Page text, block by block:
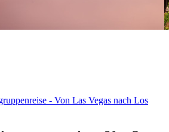
- Von Las Vegas nach Los